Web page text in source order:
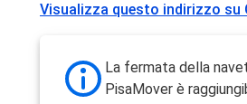
Visualizza questo indirizzo su
La fermata della
PisaMover è